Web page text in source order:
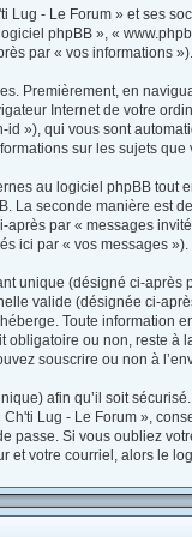
- Le Forum » et ses
phpBB », «
par « vos informations »).
Premièrement, en
Internet de votre
»), qui vous sont
sur les sujets
au logiciel phpBB
La seconde manière est
par « messages
ici par « vos messages »).
unique (désigné ci-
valide (désignée ci-
Toute information
obligatoire ou non, reste
souscrire ou non à
afin qu’il soit
Lug - Le Forum »,
passe. Si vous oubliez
et votre courriel, alors le